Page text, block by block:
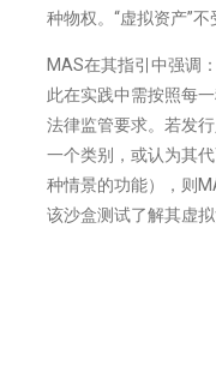
种物权。“虚拟资产”
MAS在其指引中强调
此在实践中需按照每
法律监管要求。若发
一个类别，或认为其
种情景的功能），则
该沙盒测试了解其虚